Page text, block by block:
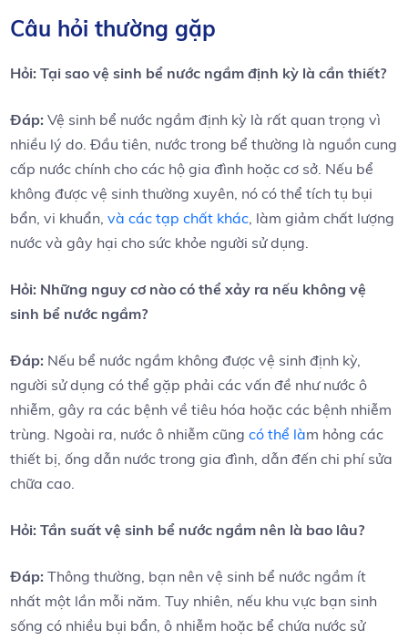
Câu hỏi thường gặp
Hỏi: Tại ⁤sao vệ sinh bể nước ngầm định kỳ là cần thiết?
Đáp: Vệ sinh bể​ nước ngầm ‌định kỳ‍ là rất quan trọng vì
nhiều lý do. Đầu tiên, nước trong bể ‍thường là nguồn cung
cấp nước chính cho các hộ gia ⁣đình hoặc cơ sở. Nếu bể
không được vệ sinh thường xuyên, nó có thể ​tích tụ bụi
bẩn, vi khuẩn,và các tạp chất khác , làm giảm chất lượng
nước ‌và gây​ hại cho sức khỏe người sử dụng.
Hỏi: Những⁤ nguy⁣ cơ ⁤nào có thể​ xảy ra nếu không vệ
sinh bể nước ngầm?
Đáp: Nếu bể nước⁣ ngầm không được vệ sinh định kỳ,‍
người ⁣sử dụng có​ thể gặp phải‌ các vấn đề như nước ô
nhiễm,‍ gây ra các ‍bệnh về⁢ tiêu hóa⁤ hoặc các bệnh ⁢nhiễm
trùng. Ngoài ra, nước ô ‍nhiễm cũngcó thể làm hỏng các
⁢thiết bị, ống dẫn nước trong gia đình, dẫn ⁤đến chi phí sửa
chữa cao.
Hỏi: Tần suất vệ sinh⁢ bể nước ⁢ngầm nên là bao lâu?
Đáp: Thông thường, bạn‍ nên vệ ​sinh bể ⁢nước ngầm ít
nhất một lần mỗi năm. Tuy nhiên, nếu khu vực bạn sinh
⁣sống có nhiều ‍bụi bẩn, ô nhiễm hoặc‍ bể chứa nước sử​